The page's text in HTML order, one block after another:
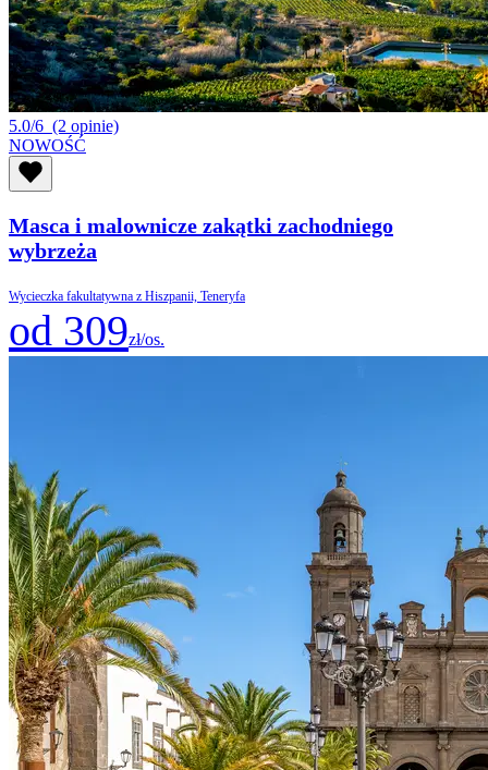
5.0/6 (2 opinie)
NOWOŚĆ
Masca i malownicze zakątki zachodniego
wybrzeża
Wycieczka fakultatywna z Hiszpanii, Teneryfa
od 309zł/os.